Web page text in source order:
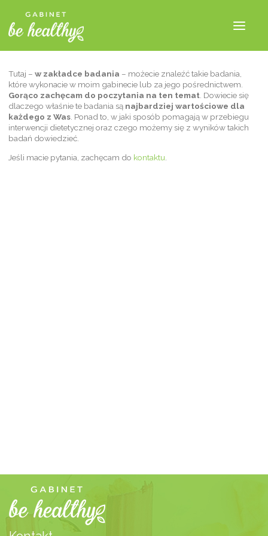
Tutaj – w zakładce badania – możecie znaleźć takie badania,
które wykonacie w moim gabinecie lub za jego pośrednictwem.
Gorąco zachęcam do poczytania na ten temat. Dowiecie się
dlaczego właśnie te badania są najbardziej wartościowe dla
każdego z Was. Ponad to, w jaki sposób pomagają w przebiegu
interwencji dietetycznej oraz czego możemy się z wyników takich
badań dowiedzieć.
Jeśli macie pytania, zachęcam do kontaktu